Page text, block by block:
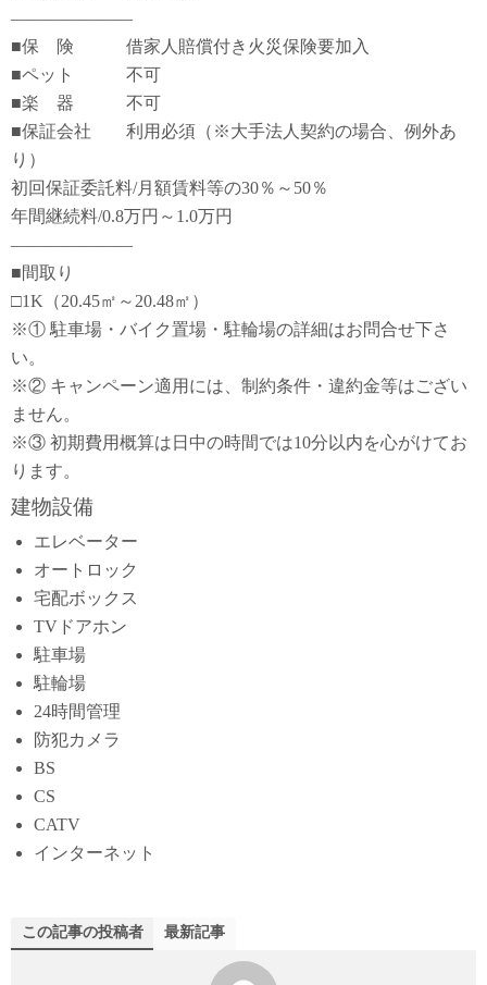
―――――――
■保 険 借家人賠償付き火災保険要加入
■ペット 不可
■楽 器 不可
■保証会社 利用必須（※大手法人契約の場合、例外あ
り）
初回保証委託料/月額賃料等の30％～50％
年間継続料/0.8万円～1.0万円
―――――――
■間取り
□1K（20.45㎡～20.48㎡）
※① 駐車場・バイク置場・駐輪場の詳細はお問合せ下さ
い。
※② キャンペーン適用には、制約条件・違約金等はござい
ません。
※③ 初期費用概算は日中の時間では10分以内を心がけてお
ります。
建物設備
エレベーター
オートロック
宅配ボックス
TVドアホン
駐車場
駐輪場
24時間管理
防犯カメラ
BS
CS
CATV
インターネット
この記事の投稿者 最新記事